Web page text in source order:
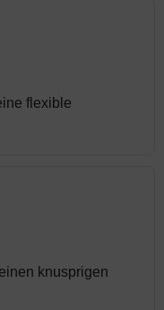
flexible
knusprigen